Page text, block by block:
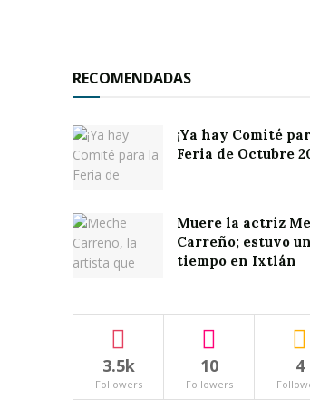
RECOMENDADAS
¡Ya hay Comité
Feria de Octubre
Muere la actriz
Carreño; estuvo un
tiempo en Ixtlán
3.5k
Followers
10
Followers
4